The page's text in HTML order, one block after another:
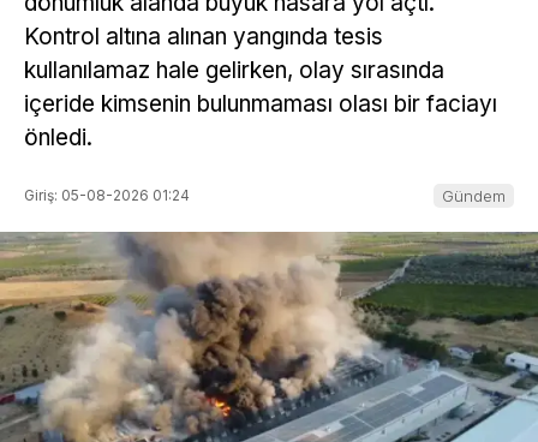
Kontrol altına alınan yangında tesis
kullanılamaz hale gelirken, olay sırasında
içeride kimsenin bulunmaması olası bir faciayı
önledi.
Giriş: 05-08-2026 01:24 Gündem